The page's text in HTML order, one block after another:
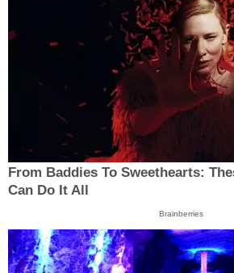
From Baddies To Sweethearts:
Can Do It All
Brainberries